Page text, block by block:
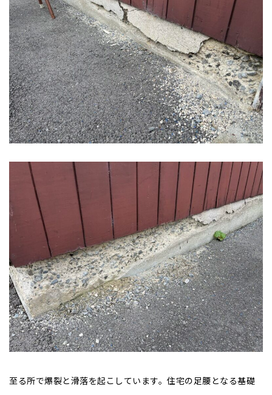
至る所で爆裂と滑落を起こしています。住宅の足腰となる基礎